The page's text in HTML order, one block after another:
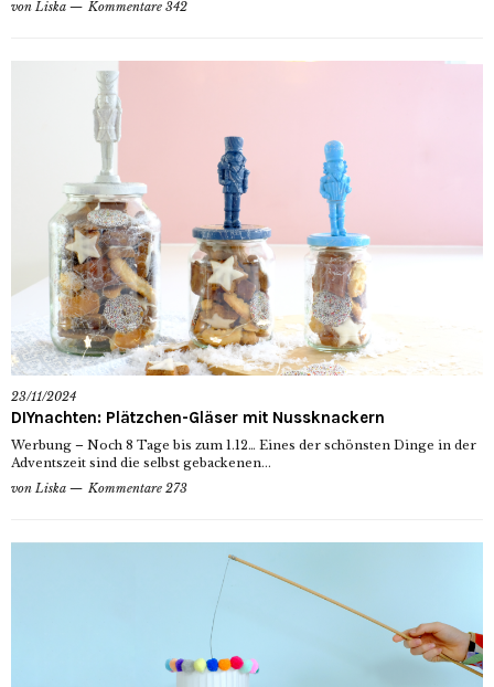
von Liska Kommentare 342
23/11/2024
DIYnachten: Plätzchen-Gläser mit Nussknackern
Werbung – Noch 8 Tage bis zum 1.12… Eines der schönsten Dinge in der
Adventszeit sind die selbst gebackenen...
von Liska Kommentare 273